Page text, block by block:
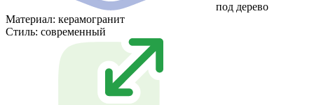
под дерево
Материал: керамогранит
Стиль: современный